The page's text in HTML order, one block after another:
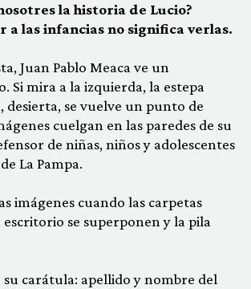
la historia de Lucio?
a las infancias no significa verlas.
Juan Pablo Meaca ve un
Si mira a la izquierda, la estepa
desierta, se vuelve un punto de
cuelgan en las paredes de su
de niñas, niños y adolescentes
La Pampa.
imágenes cuando las carpetas
escritorio se superponen y la pila
su carátula: apellido y nombre del